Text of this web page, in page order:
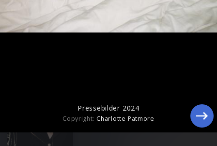
Pressebilder 2024
Copyright: Charlotte Patmore